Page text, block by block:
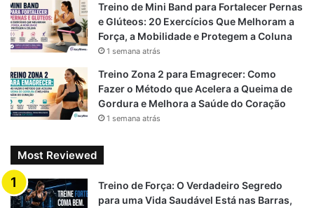
Treino de Mini Band para Fortalecer Pernas
e Glúteos: 20 Exercícios Que Melhoram a
Força, a Mobilidade e Protegem a Coluna
1 semana atrás
Treino Zona 2 para Emagrecer: Como
Fazer o Método que Acelera a Queima de
Gordura e Melhora a Saúde do Coração
1 semana atrás
Most Reviewed
Treino de Força: O Verdadeiro Segredo
para uma Vida Saudável Está nas Barras,